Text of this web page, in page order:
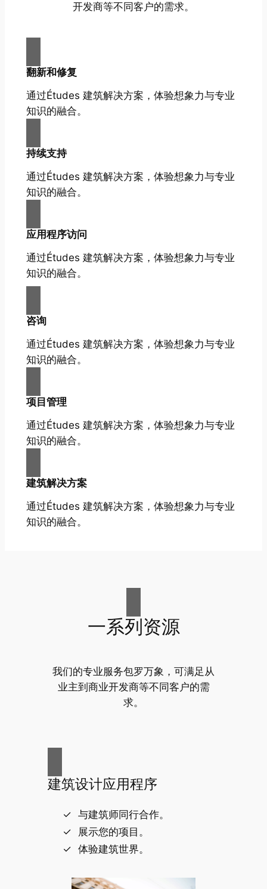
开发商等不同客户的需求。
翻新和修复
通过Études 建筑解决方案，体验想象力与专业
知识的融合。
持续支持
通过Études 建筑解决方案，体验想象力与专业
知识的融合。
应用程序访问
通过Études 建筑解决方案，体验想象力与专业
知识的融合。
咨询
通过Études 建筑解决方案，体验想象力与专业
知识的融合。
项目管理
通过Études 建筑解决方案，体验想象力与专业
知识的融合。
建筑解决方案
通过Études 建筑解决方案，体验想象力与专业
知识的融合。
一系列资源
我们的专业服务包罗万象，可满足从
业主到商业开发商等不同客户的需
求。
建筑设计应用程序
与建筑师同行合作。
展示您的项目。
体验建筑世界。